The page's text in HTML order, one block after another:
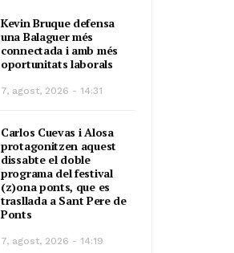
Kevin Bruque defensa
una Balaguer més
connectada i amb més
oportunitats laborals
7, agost, 2026 - 14:31
Carlos Cuevas i Alosa
protagonitzen aquest
dissabte el doble
programa del festival
(z)ona ponts, que es
trasllada a Sant Pere de
Ponts
7, agost, 2026 - 14:19